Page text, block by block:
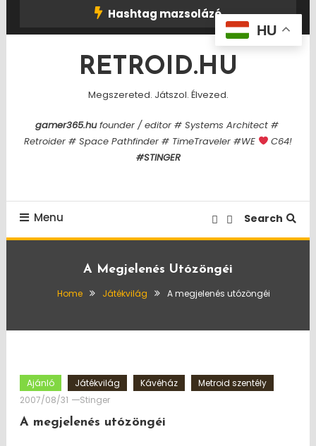
Hashtag mazsolázó
RETROID.HU
Megszereted. Játszol. Élvezed.
gamer365.hufounder / editor # Systems Architect #
Retroider # Space Pathfinder # TimeTraveler #WE
C64!
#STINGER
Menu Search
A Megjelenés Utózöngéi
Home Játékvilág A megjelenés utózöngéi
Ajánló Játékvilág Kávéház
Metroid szentély
2007/08/31
Stinger
A megjelenés utózöngéi
HU